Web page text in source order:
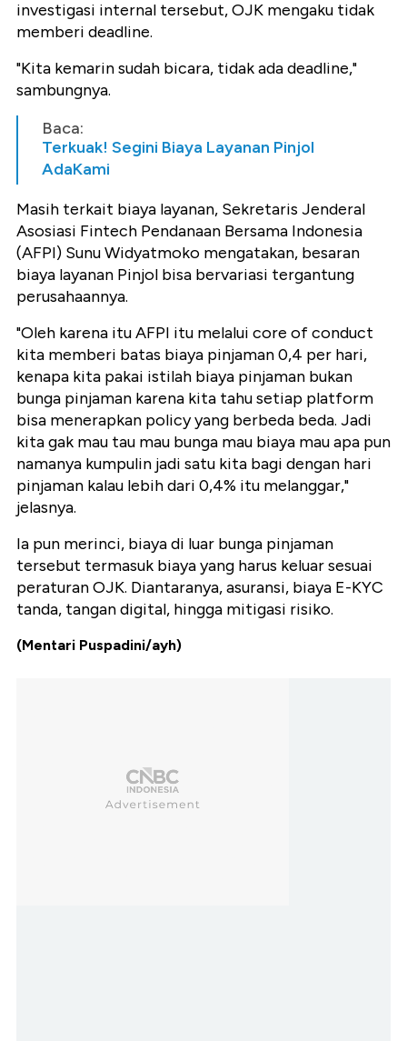
investigasi internal tersebut, OJK mengaku tidak
memberi deadline.
"Kita kemarin sudah bicara, tidak ada deadline,"
sambungnya.
Baca:
Terkuak! Segini Biaya Layanan Pinjol
AdaKami
Masih terkait biaya layanan, Sekretaris Jenderal
Asosiasi Fintech Pendanaan Bersama Indonesia
(AFPI) Sunu Widyatmoko mengatakan, besaran
biaya layanan Pinjol bisa bervariasi tergantung
perusahaannya.
"Oleh karena itu AFPI itu melalui core of conduct
kita memberi batas biaya pinjaman 0,4 per hari,
kenapa kita pakai istilah biaya pinjaman bukan
bunga pinjaman karena kita tahu setiap platform
bisa menerapkan policy yang berbeda beda. Jadi
kita gak mau tau mau bunga mau biaya mau apa pun
namanya kumpulin jadi satu kita bagi dengan hari
pinjaman kalau lebih dari 0,4% itu melanggar,"
jelasnya.
Ia pun merinci, biaya di luar bunga pinjaman
tersebut termasuk biaya yang harus keluar sesuai
peraturan OJK. Diantaranya, asuransi, biaya E-KYC
tanda, tangan digital, hingga mitigasi risiko.
(Mentari Puspadini/ayh)